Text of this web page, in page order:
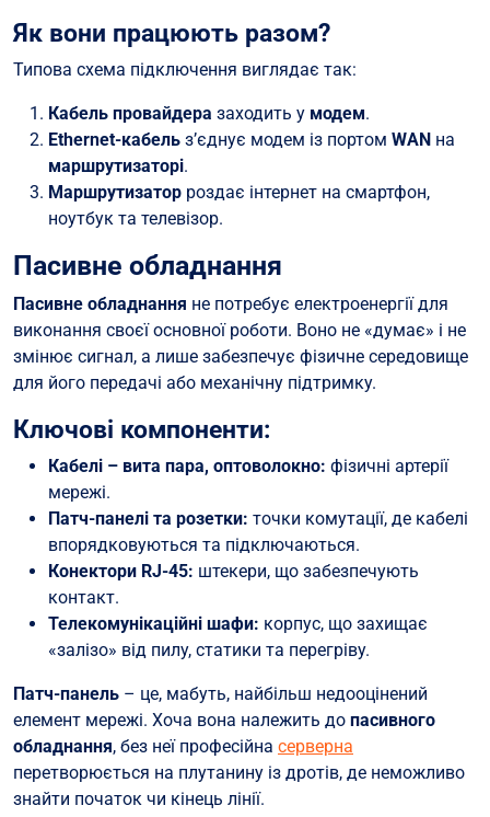
Як вони працюють разом?
Типова схема підключення виглядає так:
Кабель провайдера заходить у модем.
Ethernet-кабель з’єднує модем із портом WAN на
маршрутизаторі.
Маршрутизатор роздає інтернет на смартфон,
ноутбук та телевізор.
Пасивне обладнання
Пасивне обладнання не потребує електроенергії для
виконання своєї основної роботи. Воно не «думає» і не
змінює сигнал, а лише забезпечує фізичне середовище
для його передачі або механічну підтримку.
Ключові компоненти:
Кабелі – вита пара, оптоволокно: фізичні артерії
мережі.
Патч-панелі та розетки: точки комутації, де кабелі
впорядковуються та підключаються.
Конектори RJ-45: штекери, що забезпечують
контакт.
Телекомунікаційні шафи: корпус, що захищає
«залізо» від пилу, статики та перегріву.
Патч-панель – це, мабуть, найбільш недооцінений
елемент мережі. Хоча вона належить до пасивного
обладнання, без неї професійна серверна
перетворюється на плутанину із дротів, де неможливо
знайти початок чи кінець лінії.